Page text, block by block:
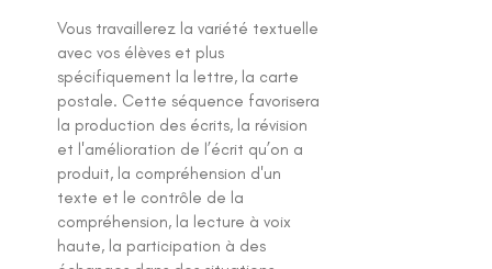
Vous travaillerez la variété textuelle
avec vos élèves et plus
spécifiquement la lettre, la carte
postale. Cette séquence favorisera
la production des écrits, la révision
et l'amélioration de l’écrit qu’on a
produit, la compréhension d'un
texte et le contrôle de la
compréhension, la lecture à voix
haute, la participation à des